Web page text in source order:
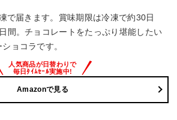
で届きます。賞味期限は冷凍で約30日
間。チョコレートをたっぷり堪能したい
ョコラです。
Amazonで見る